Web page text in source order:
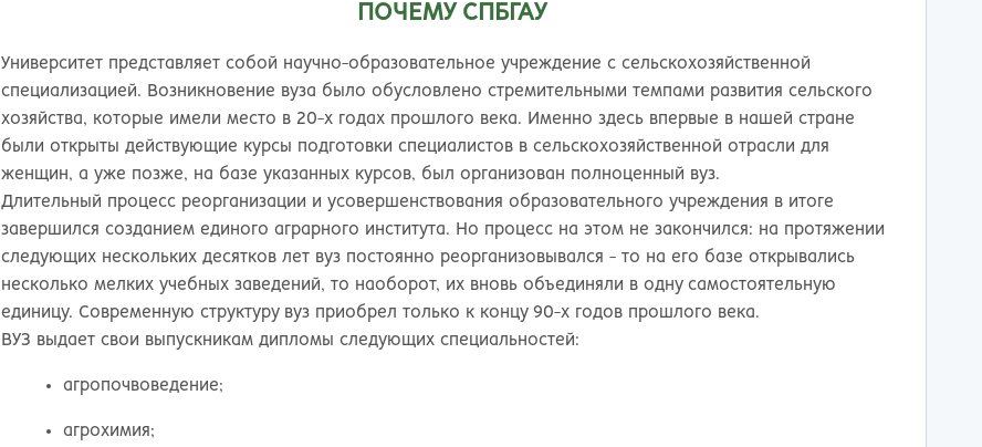
Вологда
Воронеж
Грозный
Екатеринбург
Иваново
Ижевск
Иркутск
Йошкар-Ола
Казань
Калининград
Калуга
Нижний Новгород
Новокузнец
Новороссийск
Новосибирск
Омск
Орел
Оренбург
Орск
Пенза
Пермь
Петрозаводск
Петропавловск Камчатский
Тюмень
Улан-Удэ
Ульяновск
Уфа
Хабаровск
Химки
Чебоксары
Челябинск
Череповец
Чита
ПОЧЕМУ СПБГАУ
Университет представляет собой научно-образовательное учреждение с сельскохозяйственной
специализацией. Возникновение вуза было обусловлено стремительными темпами развития сельского
хозяйства, которые имели место в 20-х годах прошлого века. Именно здесь впервые в нашей стране
были открыты действующие курсы подготовки специалистов в сельскохозяйственной отрасли для
женщин, а уже позже, на базе указанных курсов, был организован полноценный вуз.
Длительный процесс реорганизации и усовершенствования образовательного учреждения в итоге
завершился созданием единого аграрного института. Но процесс на этом не закончился: на протяжении
следующих нескольких десятков лет вуз постоянно реорганизовывался - то на его базе открывались
несколько мелких учебных заведений, то наоборот, их вновь объединяли в одну самостоятельную
единицу. Современную структуру вуз приобрел только к концу 90-х годов прошлого века.
ВУЗ выдает свои выпускникам дипломы следующих специальностей:
агропочвоведение;
агрохимия;